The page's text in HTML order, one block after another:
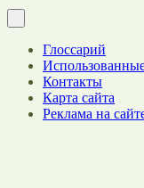
Глоссарий
Контакты
Карта сайта
Реклама на